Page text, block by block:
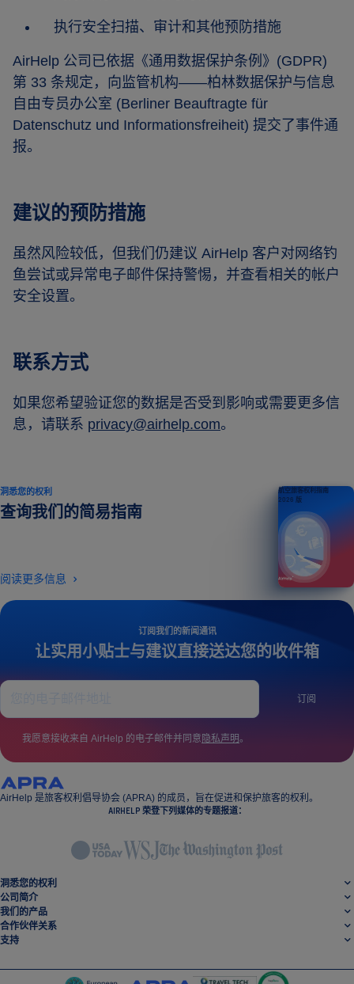
执行安全扫描、审计和其他预防措施
AirHelp 公司已依据《通用数据保护条例》(GDPR)
第 33 条规定，向监管机构——柏林数据保护与信息
自由专员办公室 (Berliner Beauftragte für
Datenschutz und Informationsfreiheit) 提交了事件通
报。
建议的预防措施
虽然风险较低，但我们仍建议 AirHelp 客户对网络钓
鱼尝试或异常电子邮件保持警惕，并查看相关的帐户
安全设置。
联系方式
如果您希望验证您的数据是否受到影响或需要更多信
息，请联系 privacy@airhelp.com。
订阅我们的新闻通讯
让实用小贴士与建议直接送达您的收件箱
订阅
我愿意接收来自 AirHelp 的电子邮件并同意 隐私声明。
洞悉您的权利
查询我们的简易指南
阅读更多信息
航空旅客权利指南
2026 版
AirHelp 是旅客权利倡导协会 (APRA) 的成员，旨在促进和保护旅客的权利。
AIRHELP 荣登下列媒体的专题报道：
洞悉您的权利
公司简介
我们的产品
合作伙伴关系
支持